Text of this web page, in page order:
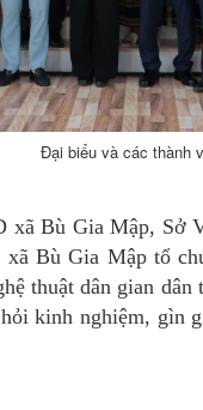
Đại biểu và các thành
Bù Gia Mập, Sở
Bù Gia Mập tổ
thuật dân gian
kinh nghiệm, gìn